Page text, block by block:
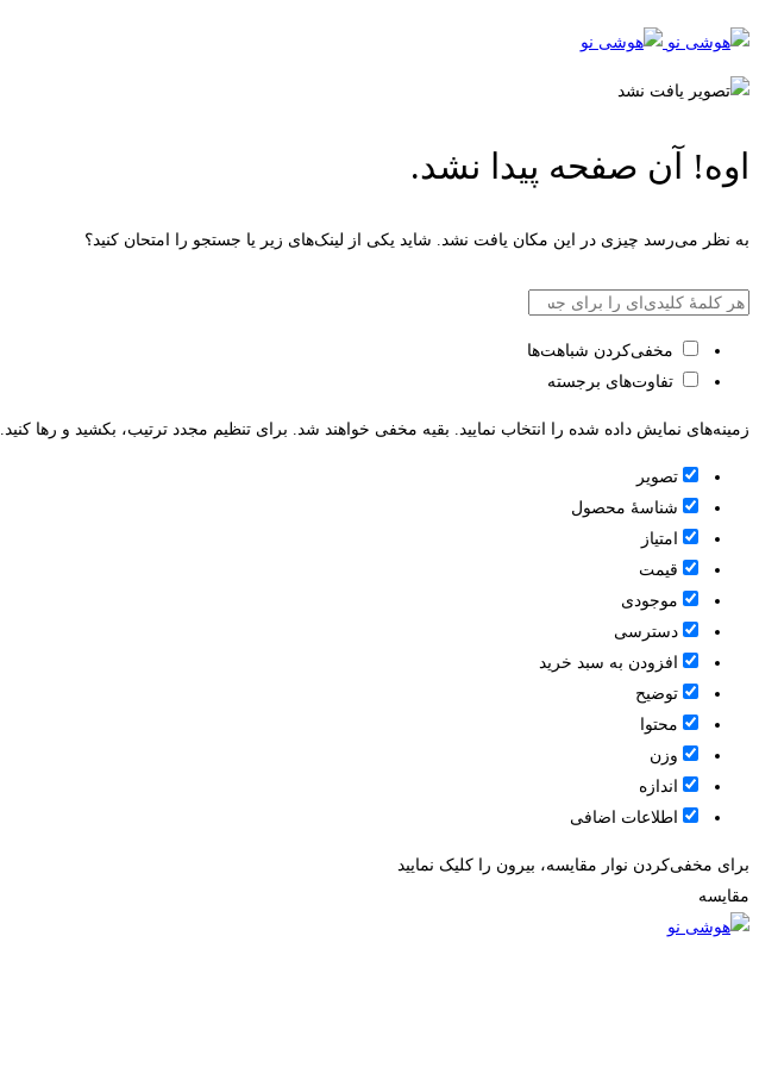
اوه! آن صفحه پیدا نشد.
به نظر می‌رسد چیزی در این مکان یافت نشد. شاید یکی از لینک‌های زیر یا جستجو را امتحان کنید؟
مخفی‌کردن شباهت‌ها
تفاوت‌های برجسته
زمینه‌های نمایش داده شده را انتخاب نمایید. بقیه مخفی خواهند شد. برای تنظیم مجدد ترتیب، بکشید و رها کنید.
تصویر
شناسۀ محصول
امتیاز
قيمت
موجودی
دسترسی
افزودن به سبد خرید
توضیح
محتوا
وزن
اندازه
اطلاعات اضافی
برای مخفی‌کردن نوار مقایسه، بیرون را کلیک نمایید
مقایسه